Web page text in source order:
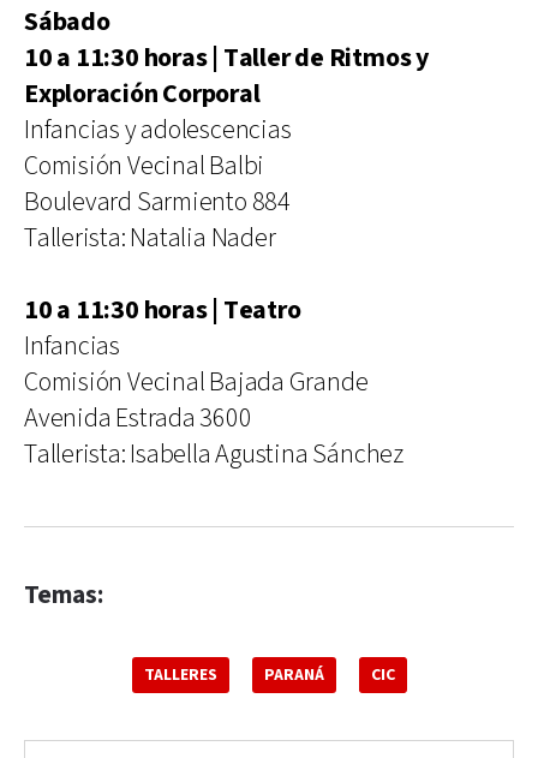
Sábado
10 a 11:30 horas | Taller de Ritmos y
Exploración Corporal
Infancias y adolescencias
Comisión Vecinal Balbi
Boulevard Sarmiento 884
Tallerista: Natalia Nader
10 a 11:30 horas | Teatro
Infancias
Comisión Vecinal Bajada Grande
Avenida Estrada 3600
Tallerista: Isabella Agustina Sánchez
Temas:
TALLERES PARANÁ CIC